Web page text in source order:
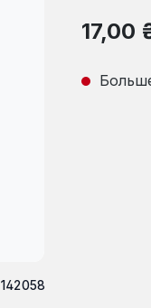
142058
Обычная
17,00